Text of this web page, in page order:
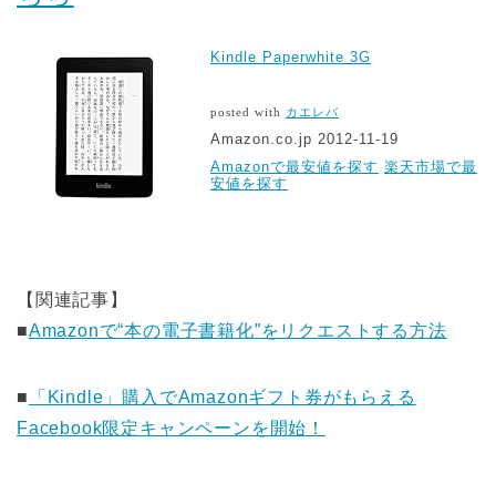
Kindle Paperwhite 3G
posted with カエレバ
Amazon.co.jp 2012-11-19
Amazonで最安値を探す 楽天市場で最
安値を探す
【関連記事】
■Amazonで“本の電子書籍化”をリクエストする方法
■
「Kindle」購入でAmazonギフト券がもらえる
Facebook限定キャンペーンを開始！